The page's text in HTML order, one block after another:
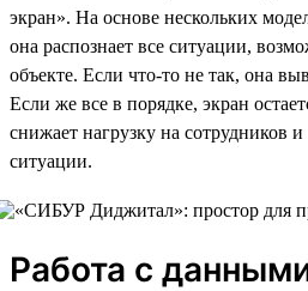
экран». На основе нескольких
она распознает все ситуации,
объекте. Если что-то не так, она
Если же все в порядке, экран
снижает нагрузку на сотрудников
ситуации.
Работа с